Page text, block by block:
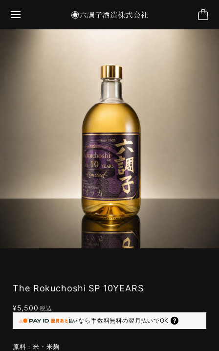
The Rokuchoshi SP 10YEARS
¥5,500 税込
なら 手数料無料の翌月払いでOK
原料：米・米麹